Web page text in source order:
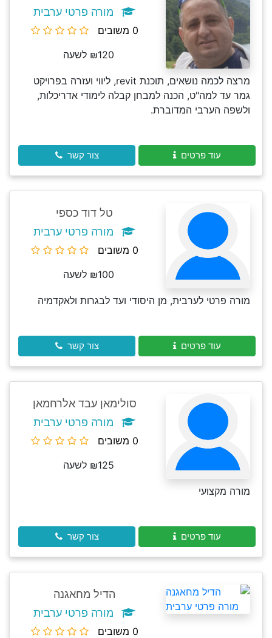
מורה פרטי ערבית
0 משובים
₪120 לשעה
מרצה לכמה נושאים, תוכנת revit, ליווי ועזרה בפרויקט
גמר עד למה"ט, הכנה למבחן קבלה לימודי אדריכלות,
ולשפה הערבי המדוברת.
עוד פרטים צור קשר
טל דוד כספי
מורה פרטי ערבית
0 משובים
₪100 לשעה
מורה פרטי לערבית, מן היסודי ועד לבגרות ולאקדמיה
עוד פרטים צור קשר
סולימאן עבד אלרחמאן
מורה פרטי ערבית
0 משובים
₪125 לשעה
מורה מקצועי
עוד פרטים צור קשר
הדיל מחאגנה
מורה פרטי ערבית
0 משובים